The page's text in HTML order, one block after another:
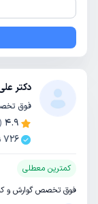
دکتر
فوق
4.9
726
کمترین معطلی
فوق تخصص گوارش و